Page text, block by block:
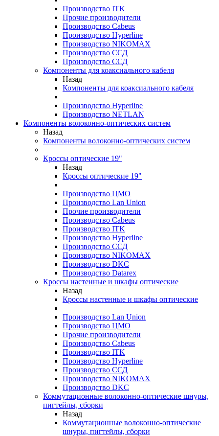
Производство ITK
Прочие производители
Производство Cabeus
Производство Hyperline
Производство NIKOMAX
Производство ССД
Производство ССД
Компоненты для коаксиального кабеля
Назад
Компоненты для коаксиального кабеля
Производство Hyperline
Производство NETLAN
Компоненты волоконно-оптических систем
Назад
Компоненты волоконно-оптических систем
Кроссы оптические 19"
Назад
Кроссы оптические 19"
Производство ЦМО
Производство Lan Union
Прочие производители
Производство Cabeus
Производство ITK
Производство Hyperline
Производство ССД
Производство NIKOMAX
Производство DKC
Производство Datarex
Кроссы настенные и шкафы оптические
Назад
Кроссы настенные и шкафы оптические
Производство Lan Union
Производство ЦМО
Прочие производители
Производство Cabeus
Производство ITK
Производство Hyperline
Производство ССД
Производство NIKOMAX
Производство DKC
Коммутационные волоконно-оптические шнуры,
пигтейлы, сборки
Назад
Коммутационные волоконно-оптические
шнуры, пигтейлы, сборки